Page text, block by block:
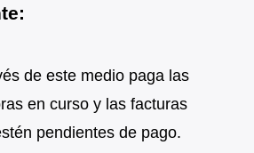
de este medio paga las
en curso y las facturas
pendientes de pago.